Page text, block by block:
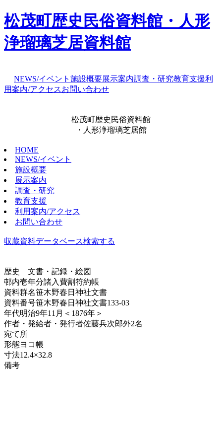
松茂町歴史民俗資料館・人形
浄瑠璃芝居資料館
NEWS/イベント 施設概要展示案内調査・研究教育支援利
用案内/アクセスお問い合わせ
松茂町歴史民俗資料館
・人形浄瑠璃芝居館
HOME
NEWS/イベント
施設概要
展示案内
調査・研究
教育支援
利用案内/アクセス
お問い合わせ
収蔵資料データベース検索する
歴史
文書・記録・絵図
邨内壱年分諸入費割符約帳
資料群名笹木野春日神社文書
資料番号笹木野春日神社文書133-03
年代明治9年11月＜1876年＞
作者・発給者・発行者佐藤兵次郎外2名
宛て所
形態ヨコ帳
寸法12.4×32.8
備考